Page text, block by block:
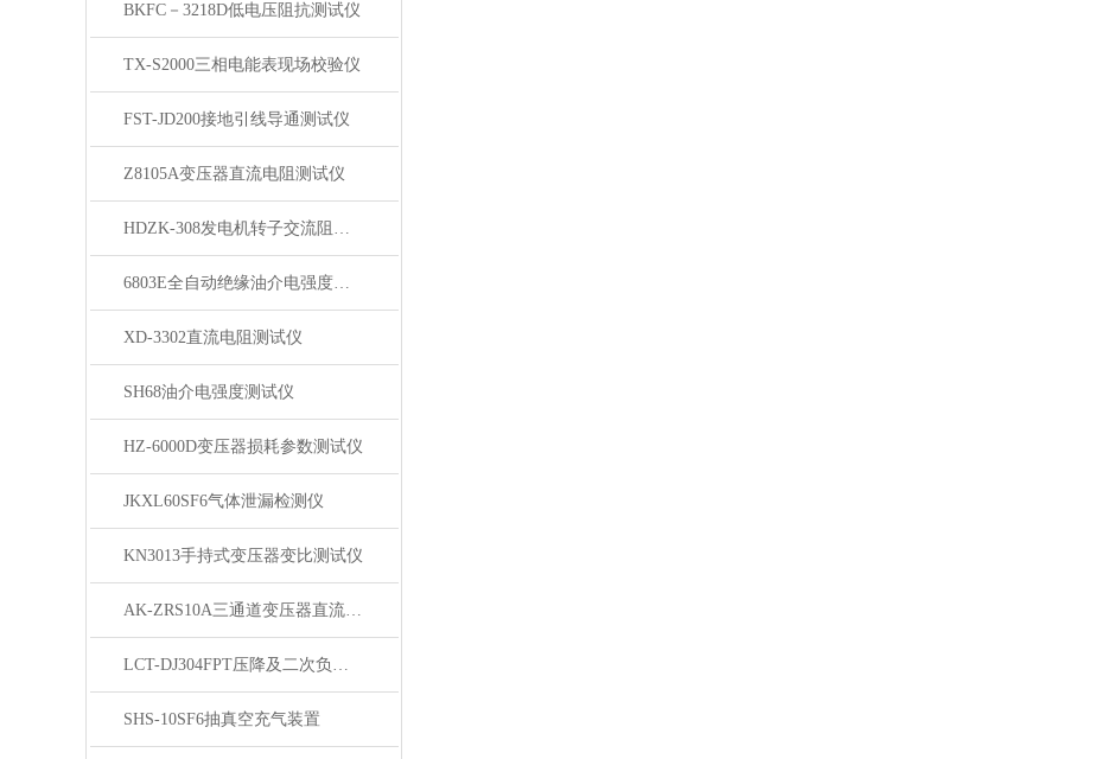
BKFC－3218D低电压阻抗测试仪
TX-S2000三相电能表现场校验仪
FST-JD200接地引线导通测试仪
Z8105A变压器直流电阻测试仪
HDZK-308发电机转子交流阻抗测试仪
6803E全自动绝缘油介电强度测试仪
XD-3302直流电阻测试仪
SH68油介电强度测试仪
HZ-6000D变压器损耗参数测试仪
JKXL60SF6气体泄漏检测仪
KN3013手持式变压器变比测试仪
AK-ZRS10A三通道变压器直流电阻测试仪
LCT-DJ304FPT压降及二次负荷测试仪
SHS-10SF6抽真空充气装置